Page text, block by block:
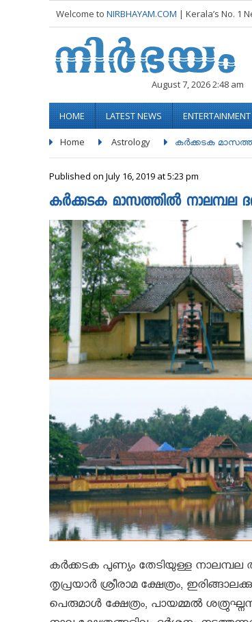
Welcome to NIRBHAYAM.COM | Kerala’s No. 1
August 7, 2026 2:48 am
HOME LATEST NEWS ENTERTAINMENT
Home Astrology കർക്കടക
Published on July 16, 2019 at 5:23 pm
കർക്കടക മാസത്തിൽ നാലമ്പല
കർക്കടക പുണ്യം തേടിയുള്ള നാലമ്പല
തൃപ്രയാർ ശ്രീരാമ ക്ഷേത്രം,
പെരുമാൾ ക്ഷേത്രം, പായമ്മൽ